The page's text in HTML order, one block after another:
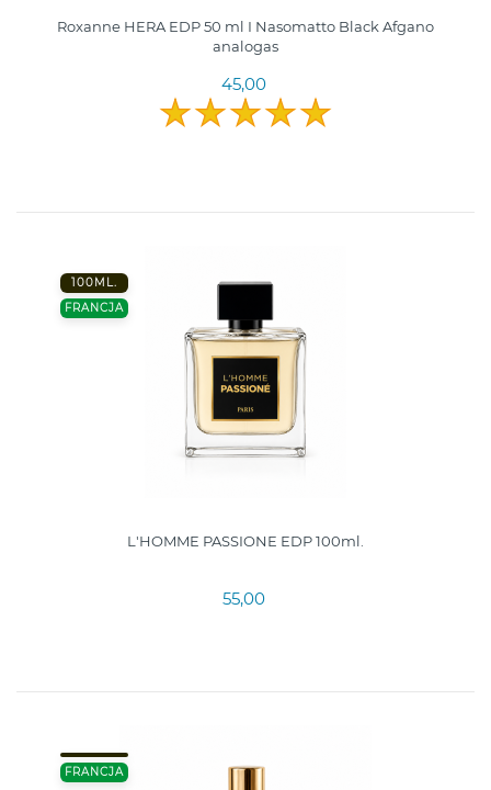
Roxanne HERA EDP 50 ml I Nasomatto Black Afgano
analogas
45,00
100ML.
FRANCJA
L'HOMME PASSIONE EDP 100ml.
55,00
FRANCJA